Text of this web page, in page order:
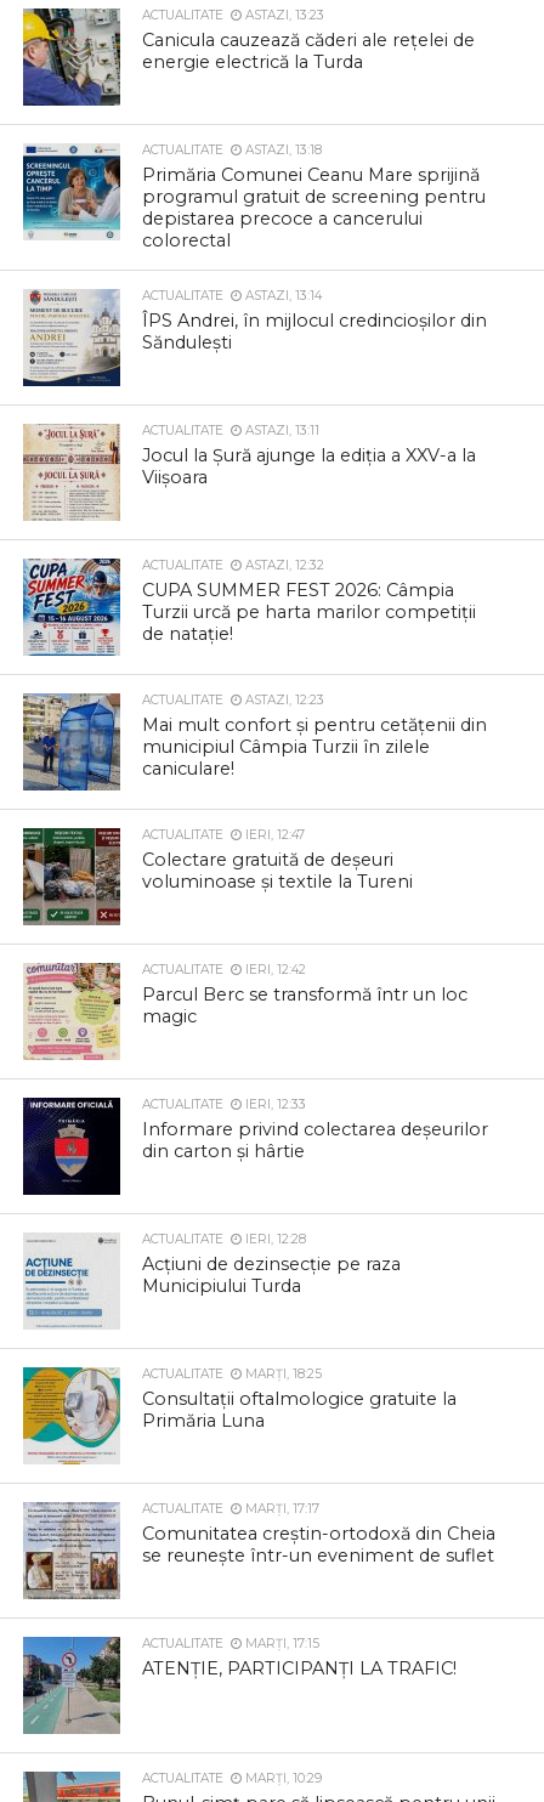
ACTUALITATE ASTAZI, 13:23
Canicula cauzează căderi ale rețelei de
energie electrică la Turda
ACTUALITATE ASTAZI, 13:18
Primăria Comunei Ceanu Mare sprijină
programul gratuit de screening pentru
depistarea precoce a cancerului
colorectal
ACTUALITATE ASTAZI, 13:14
ÎPS Andrei, în mijlocul credincioșilor din
Săndulești
ACTUALITATE ASTAZI, 13:11
Jocul la Șură ajunge la ediția a XXV-a la
Viișoara
ACTUALITATE ASTAZI, 12:32
CUPA SUMMER FEST 2026: Câmpia
Turzii urcă pe harta marilor competiții
de natație!
ACTUALITATE ASTAZI, 12:23
Mai mult confort și pentru cetățenii din
municipiul Câmpia Turzii în zilele
caniculare!
ACTUALITATE IERI, 12:47
Colectare gratuită de deșeuri
voluminoase și textile la Tureni
ACTUALITATE IERI, 12:42
Parcul Berc se transformă într un loc
magic
ACTUALITATE IERI, 12:33
Informare privind colectarea deșeurilor
din carton și hârtie
ACTUALITATE IERI, 12:28
Acțiuni de dezinsecție pe raza
Municipiului Turda
ACTUALITATE MARȚI, 18:25
Consultații oftalmologice gratuite la
Primăria Luna
ACTUALITATE MARȚI, 17:17
Comunitatea creștin-ortodoxă din Cheia
se reunește într-un eveniment de suflet
ACTUALITATE MARȚI, 17:15
ATENȚIE, PARTICIPANȚI LA TRAFIC!
ACTUALITATE MARȚI, 10:29